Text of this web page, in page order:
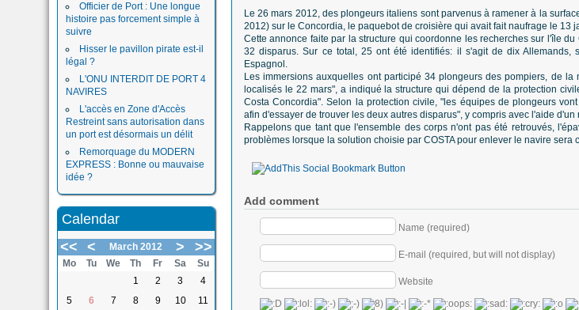
Officier de Port : Une longue
histoire pas forcement simple à
suivre
Hisser le pavillon pirate est-il
légal ?
L'ONU INTERDIT DE PORT 4
NAVIRES
L'accès en Zone d'Accès
Restreint sans autorisation dans
un port est désormais un délit
Remorquage du MODERN
EXPRESS : Bonne ou mauvaise
idée ?
Calendar
<<
< March 2012 > >>
Mo Tu We Th Fr Sa
Su
1
2 3
4
5
6 7 8 9 10 11
Le 26 mars 2012, des plongeurs italiens sont parvenus à ramener à la
2012) sur le Concordia, le paquebot de croisière qui avait fait naufrage le 13
Cette annonce faite par la structure qui coordonne les recherches sur l'île
32 disparus. Sur ce total, 25 ont été identifiés: il s'agit de dix Allemands,
Espagnol.
Les immersions auxquelles ont participé 34 plongeurs des pompiers, de
localisés le 22 mars", a indiqué la structure qui dépend de la protection
Costa Concordia". Selon la protection civile, "les équipes de plongeurs
afin d'essayer de trouver les deux autres disparus", y compris avec l'aide d'un
Rappelons que tant que l'ensemble des corps n'ont pas été retrouvés,
problèmes lorsque la solution choisie par COSTA pour enlever le navire
Add comment
Name (required)
E-mail (required, but will not display)
Website